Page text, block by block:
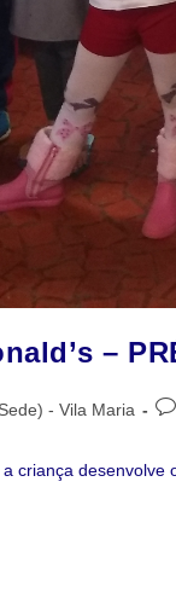
–
- Vila Maria
criança